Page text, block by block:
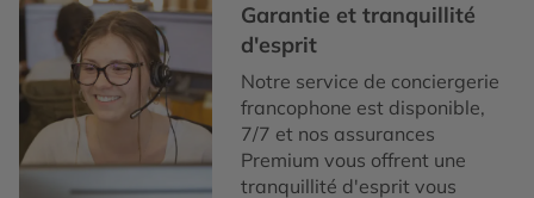
Garantie et tranquillité
d'esprit
Notre service de conciergerie
francophone est disponible,
7/7 et nos assurances
Premium vous offrent une
tranquillité d'esprit vous